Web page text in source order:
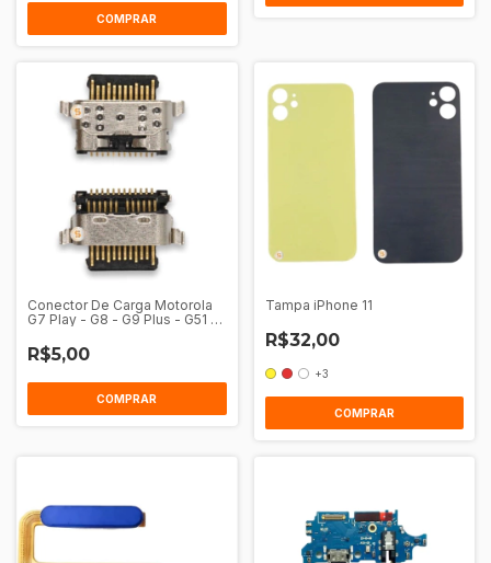
COMPRAR
Conector De Carga Motorola
G7 Play - G8 - G9 Plus - G51 -
- One Vision
R$5,00
Tampa iPhone 11
R$32,00
+3
COMPRAR